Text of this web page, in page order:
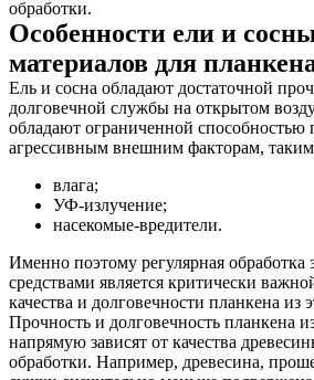
обработки.
Особенности ели и
материалов для
Ель и сосна обладают достаточной
долговечной службы на открытом
обладают ограниченной способностью
агрессивным внешним факторам,
влага;
УФ-излучение;
насекомые-вредители.
Именно поэтому регулярная
средствами является критически
качества и долговечности планкена из
Прочность и долговечность планкена
напрямую зависят от качества
обработки. Например, древесина,